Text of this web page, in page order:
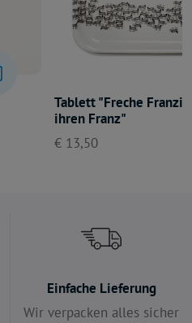
Tablett "Freche
ihren Franz"
€ 13,50
Einfache Lieferung
Wir verpacken alles sicher